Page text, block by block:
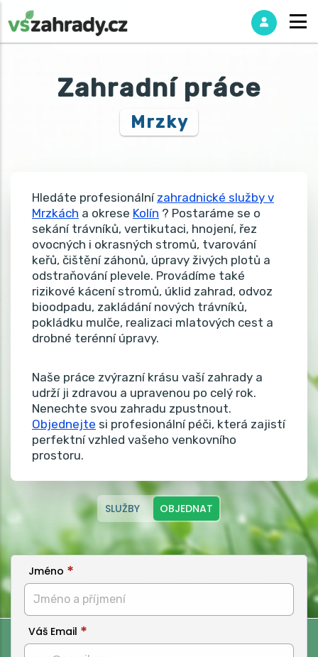
Zahradní práce
Mrzky
Hledáte profesionální zahradnické služby v
Mrzkách a okrese Kolín ? Postaráme se o
sekání trávníků, vertikutaci, hnojení, řez
ovocných i okrasných stromů, tvarování
keřů, čištění záhonů, úpravy živých plotů a
odstraňování plevele. Provádíme také
rizikové kácení stromů, úklid zahrad, odvoz
bioodpadu, zakládání nových trávníků,
pokládku mulče, realizaci mlatových cest a
drobné terénní úpravy.
Naše práce zvýrazní krásu vaší zahrady a
udrží ji zdravou a upravenou po celý rok.
Nenechte svou zahradu zpustnout.
Objednejte si profesionální péči, která zajistí
perfektní vzhled vašeho venkovního
prostoru.
SLUŽBY OBJEDNAT
Jméno
Váš Email